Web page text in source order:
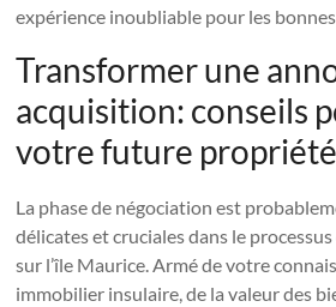
expérience inoubliable pour les
Transformer une
acquisition: conseils
votre future propriété
La phase de négociation est
délicates et cruciales dans le
sur l’île Maurice. Armé de votre
immobilier insulaire, de la valeur des